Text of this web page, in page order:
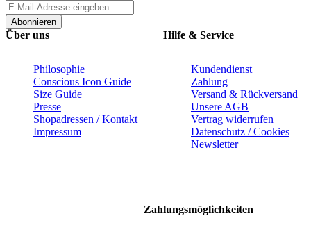
Abonnieren
Über uns
Philosophie
Conscious Icon Guide
Size Guide
Presse
Shopadressen / Kontakt
Impressum
Hilfe & Service
Kundendienst
Zahlung
Versand & Rückversand
Unsere AGB
Vertrag widerrufen
Datenschutz / Cookies
Newsletter
Zahlungsmöglichkeiten